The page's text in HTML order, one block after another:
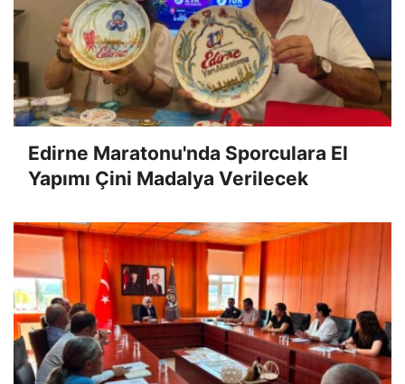
Edirne Maratonu'nda Sporculara El
Yapımı Çini Madalya Verilecek